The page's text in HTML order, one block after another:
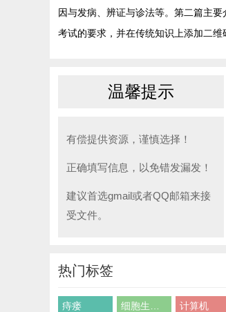
因与发病、辨证与诊法等。第二篇主
考试的要求，并在传统知识上添加二维
温馨提示
有偿提供资源，谨慎选择！
正确填写信息，以免错发漏发！
建议首选gmail或者QQ邮箱来接
受文件。
热门标签
痔瘘 计算机